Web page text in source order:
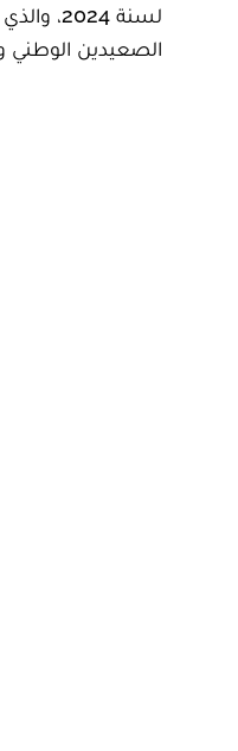
لسنة
الصعيدين الوطني